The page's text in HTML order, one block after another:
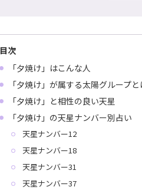
目次
「夕焼け」はこんな人
「夕焼け」が属する太陽グループと
「夕焼け」と相性の良い天星
「夕焼け」の天星ナンバー別占い
天星ナンバー12
天星ナンバー18
天星ナンバー31
天星ナンバー37